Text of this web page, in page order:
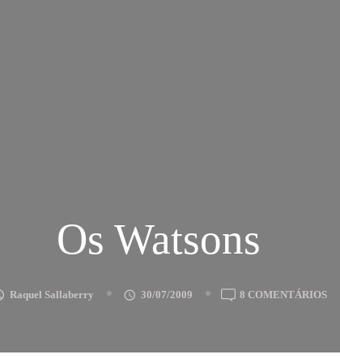
Os Watsons
Raquel Sallaberry 30/07/2009 8 COMENTÁRIOSEM